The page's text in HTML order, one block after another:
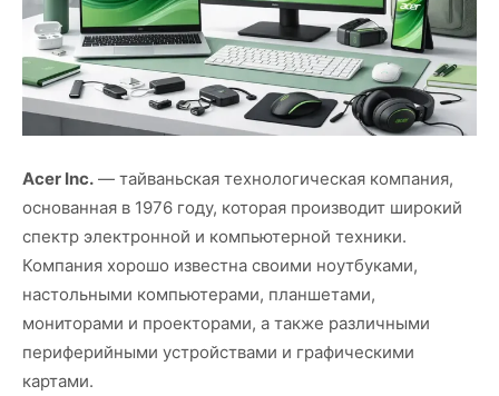
Acer Inc. — тайваньская технологическая компания,
основанная в 1976 году, которая производит широкий
спектр электронной и компьютерной техники.
Компания хорошо известна своими ноутбуками,
настольными компьютерами, планшетами,
мониторами и проекторами, а также различными
периферийными устройствами и графическими
картами.